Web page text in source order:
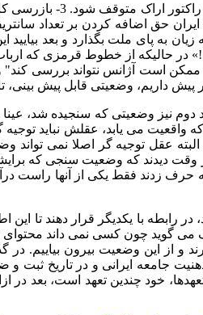
راکتور اراک متوقف شود. 3-
بازرسی
ایران حق اضافه کردن بر تعداد
به پای ملت بگذارد و بعد بیایید
!» در حالیکه از خطوط قرمزی که
است آژانس نتواند بررسی کند"
پیش داریم، وضعیتی قابل پیش بینی،
دوم نیز وضعیتی که سنجیده شد،
واقعیت می یابد، عقلش نباید
البته عقل توجیه گر اصلا نمی
وقت دیدند که وضعیت سنجی که
زدند فقط یکی از آنها راست
رابطه با یکدیگر قرار دهند تا این
می گوید چون کسی نمی داند
و از این وضعیت بیرون بیاییم. در
جامعه ایرانی و در تاریخ ثبت و
خود چندین تعهد است، بعد در